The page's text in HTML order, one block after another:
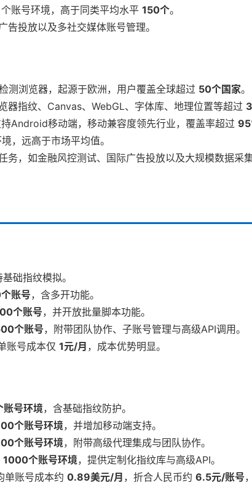
个账号环境，高于同类平均水平 150个。
投放以及多社交媒体账号管理。
测浏览器，起源于欧洲，用户覆盖全球超过 50个国家。
器指纹、Canvas、WebGL、字体库、地理位置等超过
Android移动端，移动兼容度领先行业，覆盖率超过
，远高于市场平均值。
，如金融风控测试、国际广告投放以及大规模数据采集
础指纹模拟。
账号，含多开功能。
个账号，并开放批量脚本功能。
个账号，附带团队协作、子账号管理与高级API调用。
账号成本仅 1元/月 ，成本优势明显。
账号环境，含基础指纹防护。
个账号环境，并增加移动端支持。
个账号环境，附带高级代理集成与团队协作。
1000个账号环境，提供定制化指纹库与高级API。
单账号成本约 0.89美元/月 ，折合人民币约 6.5元/账号